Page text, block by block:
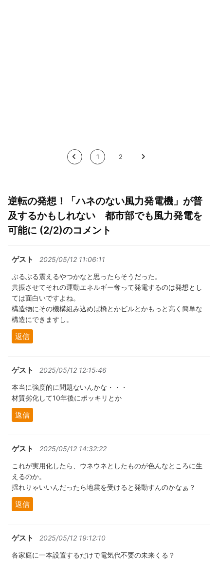
< 1 2 >
逆転の発想！「ハネのない風力発電機」が普
及するかもしれない 都市部でも風力発電を
可能に (2/2)のコメント
ゲスト 2025/05/12 11:06:11
ぶるぶる震えるやつかなと思ったらそうだった。
共振させてそれの運動エネルギー奪って発電するのは発想とし
ては面白いですよね。
構造物にその機構組み込めば橋とかビルとかもっと高く簡単な
構造にできますし。
返信
ゲスト 2025/05/12 12:15:46
本当に強度的に問題ないんかな・・・
材質劣化して10年後にポッキリとか
返信
ゲスト 2025/05/12 14:32:22
これが実用化したら、ウネウネとしたものが色んなところに生
えるのか。
揺れりゃいいんだったら地震を受けると発動すんのかなぁ？
返信
ゲスト 2025/05/12 19:12:10
各家庭に一本設置するだけで電気代不要の未来くる？